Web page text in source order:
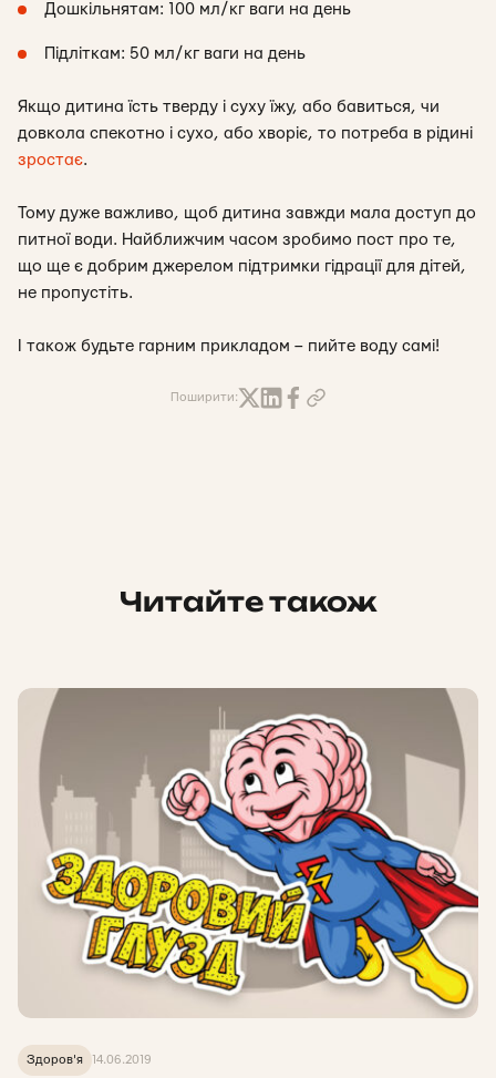
Дошкільнятам: 100 мл/кг ваги на день
Підліткам: 50 мл/кг ваги на день
Якщо дитина їсть тверду і суху їжу, або бавиться, чи
довкола спекотно і сухо, або хворіє, то потреба в рідині
зростає.
Тому дуже важливо, щоб дитина завжди мала доступ до
питної води. Найближчим часом зробимо пост про те,
що ще є добрим джерелом підтримки гідрації для дітей,
не пропустіть.
І також будьте гарним прикладом – пийте воду самі!
Поширити:
Читайте також
Здоров'я 14.06.2019